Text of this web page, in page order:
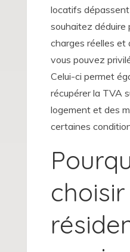
locatifs
souhaitez déduire
charges réelles et
vous pouvez
Celui-ci permet
récupérer la TVA
logement et des
certaines